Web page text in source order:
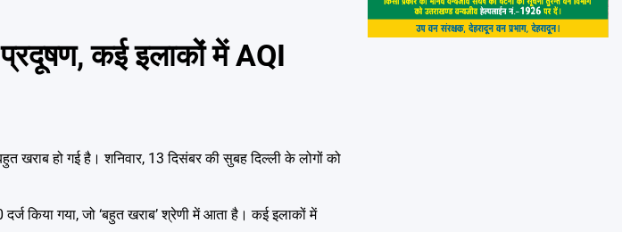
कई इलाकों में AQI
खराब हो गई है। शनिवार, 13 दिसंबर की सुबह दिल्ली के लोगों को
किया गया, जो ‘बहुत खराब’ श्रेणी में आता है। कई इलाकों में